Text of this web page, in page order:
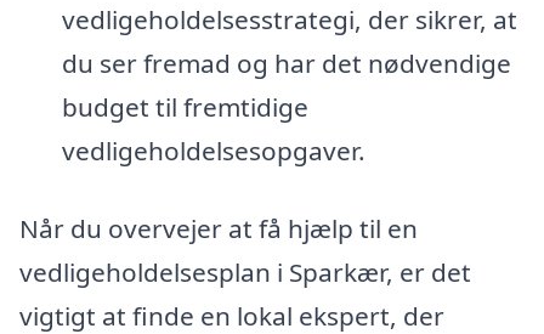
vedligeholdelsesstrategi, der sikrer, at
du ser fremad og har det nødvendige
budget til fremtidige
vedligeholdelsesopgaver.
Når du overvejer at få hjælp til en
vedligeholdelsesplan i Sparkær, er det
vigtigt at finde en lokal ekspert, der